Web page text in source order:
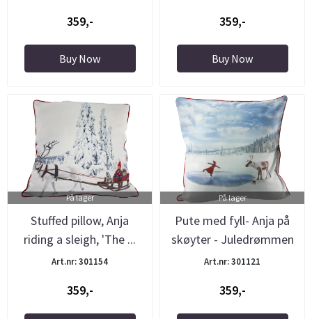
359,-
Buy Now
359,-
Buy Now
På lager
Stuffed pillow, Anja
riding a sleigh, 'The ...
Art.nr: 301154
359,-
På lager
Pute med fyll- Anja på
skøyter - Juledrømmen
Art.nr: 301121
359,-